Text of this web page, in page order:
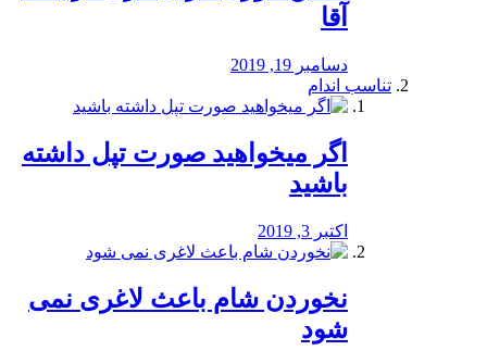
آقا
دسامبر 19, 2019
تناسب اندام
اگر میخواهید صورت تپل داشته
باشید
اکتبر 3, 2019
نخوردن شام باعث لاغری نمی
‌شود